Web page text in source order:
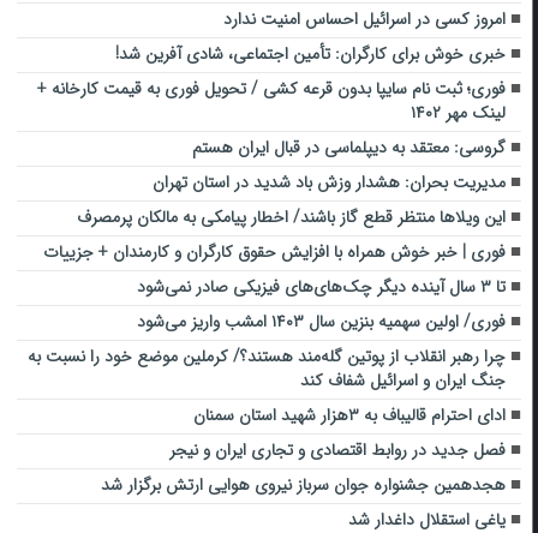
امروز کسی در اسرائیل احساس امنیت ندارد
خبری خوش برای کارگران: تأمین اجتماعی، شادی آفرین شد!
فوری؛ ثبت نام سایپا بدون قرعه کشی / تحویل فوری به قیمت کارخانه +
لینک مهر ۱۴۰۲
گروسی: معتقد به دیپلماسی در قبال ایران هستم
مدیریت بحران: هشدار وزش باد شدید در استان تهران
این ویلاها منتظر قطع گاز باشند/ اخطار پیامکی به مالکان پرمصرف
فوری | خبر خوش همراه با افزایش حقوق کارگران و کارمندان + جزییات
تا ۳ سال آینده دیگر چک‌های‌های فیزیکی صادر نمی‌شود
فوری/ اولین سهمیه بنزین سال ۱۴۰۳ امشب واریز می‌شود
چرا رهبر انقلاب از پوتین گله‌مند هستند؟/ کرملین موضع خود را نسبت به
جنگ ایران و اسرائیل شفاف کند
ادای احترام قالیباف به ۳هزار شهید استان سمنان
فصل جدید در روابط اقتصادی و تجاری ایران و نیجر
هجدهمین جشنواره جوان سرباز نیروی هوایی ارتش برگزار شد
یاغی استقلال داغدار شد